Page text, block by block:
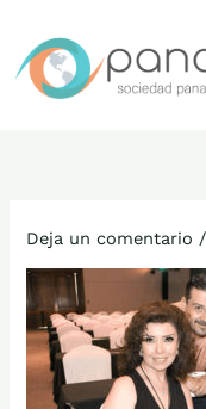
contenido
Deja un comentario